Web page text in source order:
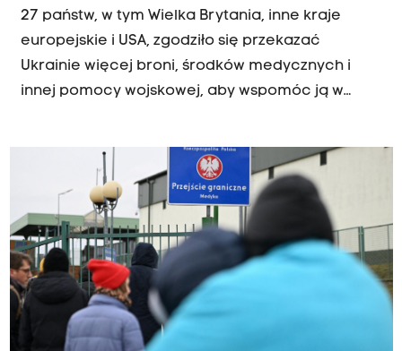
27 państw, w tym Wielka Brytania, inne kraje
europejskie i USA, zgodziło się przekazać
Ukrainie więcej broni, środków medycznych i
innej pomocy wojskowej, aby wspomóc ją w